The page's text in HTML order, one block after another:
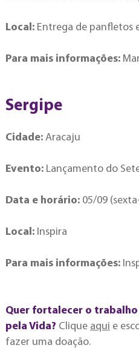
Local: Entrega de panfletos
Para mais informações:
Sergipe
Cidade: Aracaju
Evento: Lançamento do
Data e horário: 05/09
Local: Inspira
Para mais informações:
Quer fortalecer o
pela Vida? Clique aqui e
fazer uma doação.